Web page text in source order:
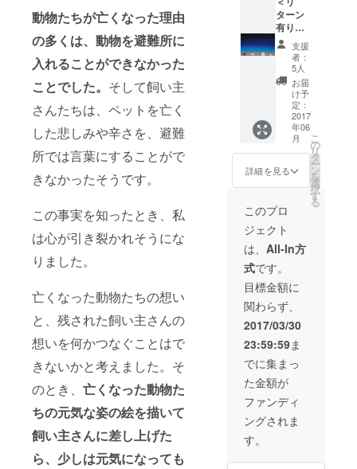
動物たちが亡くなった理由
の多くは、動物を避難所に
入れることができなかった
ことでした。 そして飼い主
さんたちは、ペットを亡く
した悲しみや辛さを、避難
所では言葉にすることがで
きなかったそうです。
この事実を知ったとき、私
は心が引き裂かれそうにな
りました。
亡くなった動物たちの想い
と、残された飼い主さんの
想いを何かつなぐことはで
きないかと考えました。そ
のとき、 亡くなった動物た
ちの元気な姿の絵を描いて
飼い主さんに差し上げた
ら、少しは元気になっても
になっ
た」
（作・
絵 う
さ）１
冊 ・う
さサイ
ン入り
絵本
「赤い
糸」
（作・
絵 う
さ）１
デジタ
ルリト
グラフ
（シリ
アル
No、直
筆サイ
ン入
り）１
ターン
有り＞
・お礼
状 ・う
さサイ
ン入り
絵本
「ぼく
は海に
なっ
た」
（作・
絵 う
さ）１
冊 ・
「同じ
星空を
見た
夜」
（絵：
うさ）
デジタ
ルリト
グラフ
（シリ
アル
No、直
筆サイ
ン入
り）１
点 ・う
さ絵
（原
すので
支援
者：
5人
お届
け予
定：
2017
年06
月
詳細を見る
こ
の
リ
タ
ー
ン
を
選
択
す
る
このプロ
ジェクト
は、 All-In方
式です。
目標金額に
関わらず、
2017/03/30
23:59:59ま
でに集まっ
た金額が
ファンディ
ングされま
す。